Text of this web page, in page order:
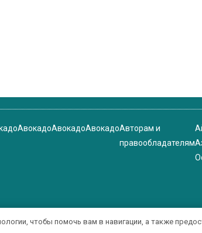
АвокадоАвокадоАвокадоАвторам и
правообладателям
чтобы помочь вам в навигации, а также